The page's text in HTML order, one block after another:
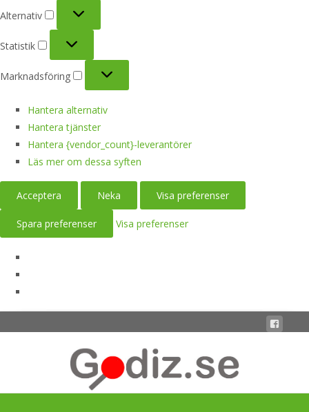
Alternativ
Statistik
Marknadsföring
Hantera alternativ
Hantera tjänster
Hantera {vendor_count}-leverantörer
Läs mer om dessa syften
Acceptera Neka Visa preferenser
Spara preferenser Visa preferenser